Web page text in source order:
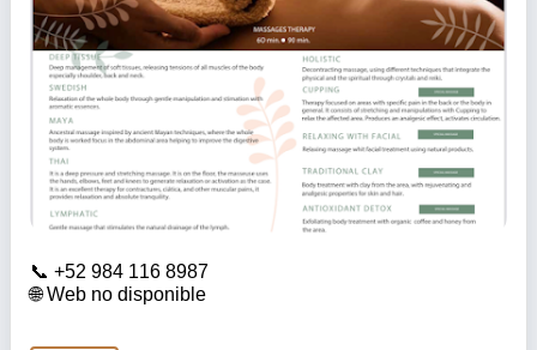
+52 984 116 8987
Web no disponible